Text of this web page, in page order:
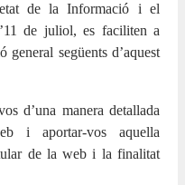
de la Informació i el
de juliol, es faciliten a
general següents d’aquest
d’una manera detallada
i aportar-vos aquella
de la web i la finalitat